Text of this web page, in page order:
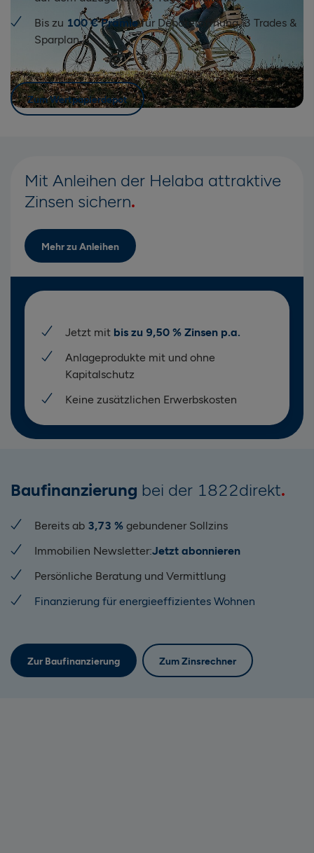
Bis zu 100 € Prämiefür Depoteröffnung, 3 Trades &
Sparplan
Zum Wertpapierdepot
Mit Anleihen der Helaba attraktive
Zinsen sichern
Mehr zu Anleihen
Jetzt mit bis zu 9,50 % Zinsen p.a.
Anlageprodukte mit und ohne
Kapitalschutz
Keine zusätzlichen Erwerbskosten
Baufinanzierung bei der 1822direkt
Bereits ab 3,73 % gebundener Sollzins
Immobilien Newsletter:Jetzt abonnieren
Persönliche Beratung und Vermittlung
Finanzierung für energieeffizientes Wohnen
Zur Baufinanzierung Zum Zinsrechner